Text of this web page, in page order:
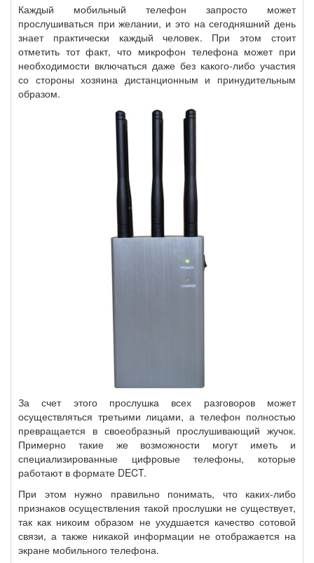
Каждый мобильный телефон запросто может
прослушиваться при желании, и это на сегодняшний день
знает практически каждый человек. При этом стоит
отметить тот факт, что микрофон телефона может при
необходимости включаться даже без какого-либо участия
со стороны хозяина дистанционным и принудительным
образом.
За счет этого прослушка всех разговоров может
осуществляться третьими лицами, а телефон полностью
превращается в своеобразный прослушивающий жучок.
Примерно такие же возможности могут иметь и
специализированные цифровые телефоны, которые
работают в формате DECT.
При этом нужно правильно понимать, что каких-либо
признаков осуществления такой прослушки не существует,
так как никоим образом не ухудшается качество сотовой
связи, а также никакой информации не отображается на
экране мобильного телефона.